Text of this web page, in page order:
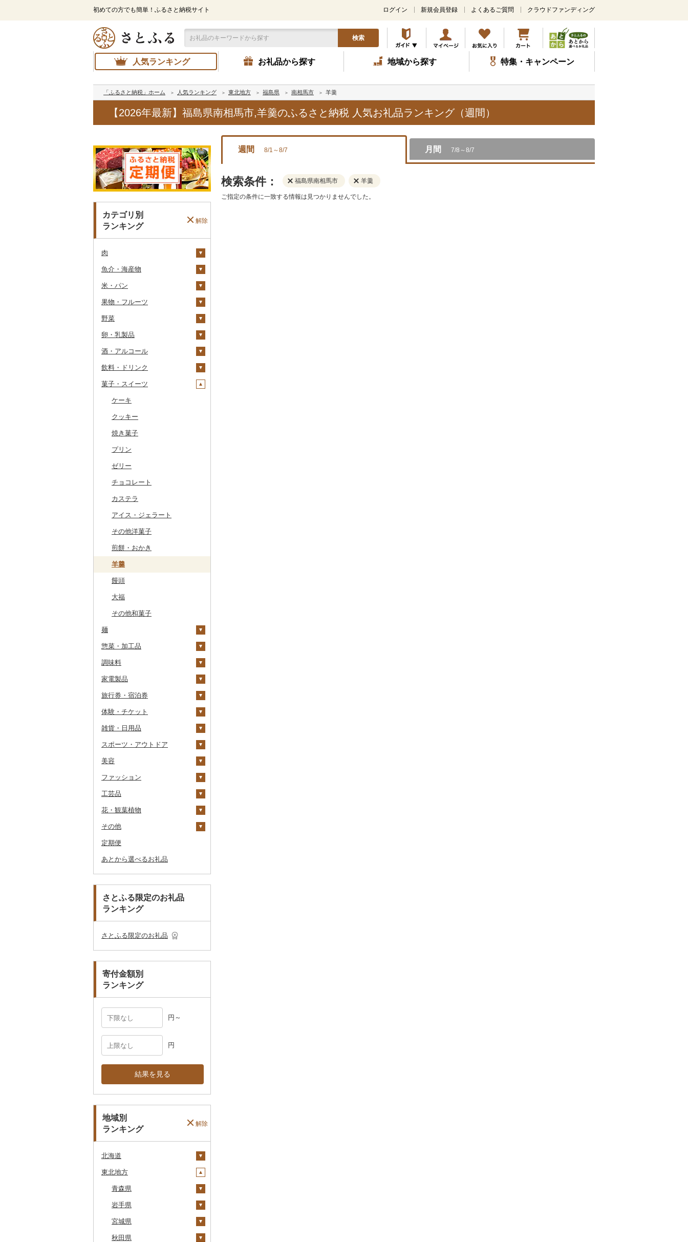
初めての方でも簡単！ふるさと納税サイト
メ
ン
コ
ン
テ
ツ
キ
ッ
プ
ログイン 新規会員登録 よくあるご質問 クラウドファンディング
検索
人気ランキング お礼品から探す 地域から探す 特集・キャンペーン
「ふるさと納税」ホーム 人気ランキング 東北地方 福島県 南相馬市 羊羹
【2026年最新】福島県南相馬市,羊羹のふるさと納税 人気お礼品ランキング（週間）
カテゴリ別
ランキング
解除
肉
牛肉（精肉）
ステーキ
すき焼き
焼肉
牛タン
和牛
黒毛和牛
白老牛
仙台牛
米沢牛
山形牛
常陸牛
上州牛
飛騨牛
近江牛
神戸牛・神戸ビーフ
但馬牛
土佐あかうし
佐賀牛
長崎和牛
あか牛
その他牛肉（精肉）
牛肉（加工品）
ハンバーグ
ローストビーフ
ビーフジャーキー
その他牛肉（加工品）
豚肉（精肉）
すき焼き
しゃぶしゃぶ
焼肉
アグー豚
その他豚肉（精肉）
豚肉（加工品）
ハンバーグ
もつ鍋
ハム
ソーセージ・ウインナ
鶏肉
鶏肉（精肉）
ハム・ソーセージ
唐揚げ
中津からあげ
水炊き
地鶏
赤鶏さつま
その他鶏肉
鹿肉
馬肉
羊肉・ラム肉（ジンギス
魚介・海産物
カニ
ズワイガニ
毛ガニ
かにしゃぶ
その他カニ
エビ
ボタンエビ
伊勢海老
その他エビ
いくら
うに
明太子・たらこ
明太子
たらこ
その他魚卵
数の子
からすみ
キャビア
その他魚卵
貝
帆立（ホタテ）
鮑（アワビ）
牡蠣（カキ）
あさり
しじみ
サザエ
はまぐり
その他貝
うなぎ
鮮魚
鮭・サーモン
マグロ
イワシ
カツオ
金目鯛
クエ
くじら
サバ
さんま
鯛
のどぐろ
ふぐ
ほっけ
その他鮮魚
イカ・タコ
イカ
タコ
海苔・海藻
海苔
わかめ
ひじき
その他海苔・海藻
干物
ししゃも
その他干物
その他魚介・加工品
しらす・ちりめん
かまぼこ・練り製品
その他魚介・加工品
米・パン
米
無洗米
玄米
金芽米
ゆめぴりか
つや姫
コシヒカリ
はえぬき
さがびより
あきたこまち
ひとめぼれ
ミルキークィーン
ななつぼし
その他米
雑穀
餅
その他穀物加工品
パン
果物・フルーツ
ぶどう・マスカット
巨峰
ナガノパープル
ピオーネ
デラウェア
シャインマスカット
その他ぶどう・マスカ
いちご
りんご
もも
メロン
さくらんぼ
梨
和梨
洋梨・ラフランス
マンゴー
みかん・柑橘
みかん
レモン
不知火・デコポン
せとか
文旦
まどんな
ポンカン
その他柑橘
すいか
キウイ
柿（カキ）
ドライフルーツ
干し柿
干し芋
その他ドライフルーツ
その他果物
びわ
ブルーベリー
パイナップル
栗
その他果物
野菜
いも
じゃがいも
さつまいも
その他いも
トマト
フルーツトマト
ミニトマト
その他トマト
玉ねぎ
ねぎ
とうもろこし
根菜
人参
大根
自然薯
レンコン
にんにく・生姜
その他根菜
アスパラガス
豆
きのこ
しいたけ
松茸
その他きのこ
その他野菜
山菜
かぼちゃ
茄子
レタス
その他野菜
卵・乳製品
卵
チーズ
ヨーグルト
牛乳
バター
その他乳製品
酒・アルコール
ビール・発泡酒
ビール
発泡酒
地ビール・クラフトビ
日本酒
純米大吟醸
純米吟醸
大吟醸
吟醸
その他日本酒
焼酎
芋焼酎
麦焼酎
米焼酎
黒糖焼酎
その他焼酎
梅酒
泡盛
ワイン
白ワイン
赤ワイン
シャンパン・スパーク
ウイスキー
リキュール・洋酒
甘酒
ノンアルコール
その他酒
飲料・ドリンク
水・ミネラルウォーター
コーヒー・コーヒー豆
飲料
コーヒー豆
粉
ドリップ
茶
飲料
茶葉・ティーバッグ
静岡茶
足柄茶
知覧茶
八女茶
その他茶
果汁飲料
りんごジュース
みかんジュース（オレ
紅茶
飲料
茶葉・ティーバッグ
その他飲料・ジュース
野菜ジュース
炭酸飲料
豆乳
その他飲料・ジュース
菓子・スイーツ
ケーキ
クッキー
焼き菓子
プリン
ゼリー
チョコレート
カステラ
アイス・ジェラート
その他洋菓子
煎餅・おかき
羊羹
饅頭
大福
その他和菓子
麺
ラーメン
うどん
そば
パスタ
ひやむぎ
そうめん
その他麺
惣菜・加工品
惣菜
餃子
シュウマイ
コロッケ
その他惣菜
カレー・シチュー
カレー
シチュー
鍋
肉
魚
その他鍋
ピザ
レトルト
スープ
豆腐・納豆
豆腐
漬物
キムチ
その他漬物
缶詰・瓶詰
肉
魚
ジャム
その他缶詰・瓶詰
乾物
燻製（スモーク）
おせち
その他加工品
調味料
砂糖
塩
醤油
味噌
酢
だし
食用油
オリーブオイル
ごま油
はちみつ
ドレッシング
その他調味料
ケチャップ
こしょう
その他調味料
家電製品
季節・空調家電
キッチン家電
照明器具
パソコン・周辺機器
TV・オーディオ・カメラ
美容・健康家電
カー用品
時計
その他家電
旅行券・宿泊券
旅行券
JTBふるさと旅行クー
その他旅行券
宿泊券
体験・チケット
PayPay商品券
食事券
温泉・サウナ・スパ利用
券
GDOふるさとゴルフ
プレークーポン
その他のゴルフプレー
花火大会チケット
カタログギフト
雑貨・日用品
家具・インテリア
机・テーブル
その他家具・インテリ
寝具
布団
毛布
タオルケット
タオル
その他タオル
文房具・印鑑
ボールペン
ノート・ファイル
その他文房具
食器
グラス・カップ
箸
スプーン・フォーク・
ナイフ
皿・椀
その他食器
キッチン用品
フライパン
鍋
まな板
土鍋
日用品
洗剤
トイレットペーパー
ティッシュ
その他日用品
楽器・器材
本・CD・DVD
おもちゃ・ぬいぐるみ
ご当地キャラクター
ペット用品
その他雑貨
スポーツ・アウトドア
ゴルフ
ゴルフボール
ゴルフウェア
その他ゴルフ
釣り
サイクリング
アウトドア・キャンプ
その他スポーツ
その他スポーツ
美容
スキンケア
洗顔
その他スキンケア
シャンプー・リンス
石鹸・ボディーソープ
入浴剤
アロマ
プロテイン
その他美容
ファッション
鞄・バッグ
トートバッグ・ショル
ツケース
その他鞄・バッグ
洋服
女性・レディース
子供・ベビー
その他洋服
和服
靴・履物
靴・シューズ
スリッパ・下駄・草履
その他靴・履物
アクセサリー
ペンダント・ネックレ
ス
ピアス・イヤリング
その他アクセサリー
その他服飾小物
ショール・ストール
マフラー・手袋
工芸品
織物
本場奄美大島紬
陶器・漆器
唐津焼
備前焼
美濃焼
村上木彫堆朱
その他装飾品・工芸品
数珠
工芸品
播州そろばん
美濃和紙
花・観葉植物
観葉植物・苗木
花
胡蝶蘭
造花・プリザーブドフ
ラワー
その他花
盆栽・その他
その他
地域サービス
その他
定期便
あとから選べるお礼品
さとふる限定のお礼品
ランキング
さとふる限定のお礼品
寄付金額別
ランキング
円～
円
結果を見る
地域別
ランキング
解除
北海道
安平町
八雲町
鹿部町
江差町
白老町
東北地方
青森県
十和田市
大鰐町
南部町
岩手県
宮古市
軽米町
宮城県
柴田町
秋田県
週間 8/1～8/7 月間 7/8～8/7
検索条件： 福島県南相馬市 羊羹
ご指定の条件に一致する情報は見つかりませんでした。